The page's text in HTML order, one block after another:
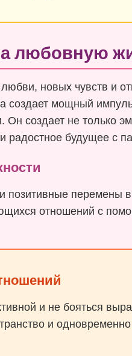
любовную
новых чувств и
создает мощный
Он создает не только
радостное будущее с
перемены
отношений с
и не бояться
и